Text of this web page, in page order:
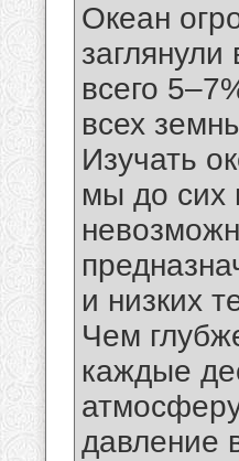
Океан
всего
всех
Изучать
мы до сих
и низких
Чем
каждые
давление